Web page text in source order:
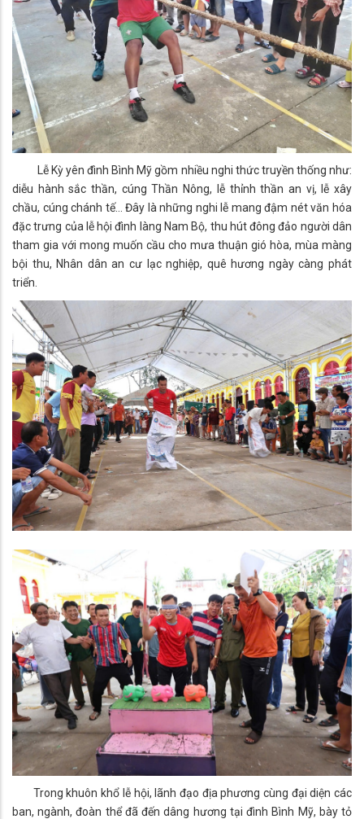
Lễ Kỳ yên đình Bình Mỹ gồm nhiều nghi thức truyền thống như:
diễu hành sắc thần, cúng Thần Nông, lễ thỉnh thần an vị, lễ xây
chầu, cúng chánh tế... Đây là những nghi lễ mang đậm nét văn hóa
đặc trưng của lễ hội đình làng Nam Bộ, thu hút đông đảo người dân
tham gia với mong muốn cầu cho mưa thuận gió hòa, mùa màng
bội thu, Nhân dân an cư lạc nghiệp, quê hương ngày càng phát
triển.
Trong khuôn khổ lễ hội, lãnh đạo địa phương cùng đại diện các
ban, ngành, đoàn thể đã đến dâng hương tại đình Bình Mỹ, bày tỏ